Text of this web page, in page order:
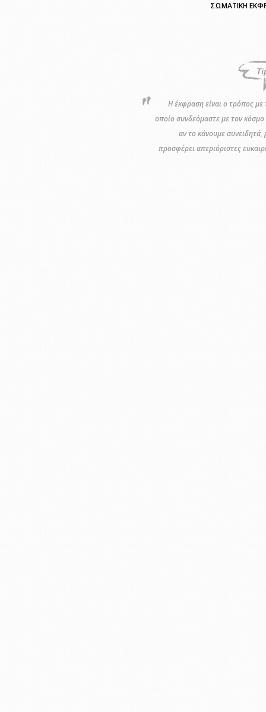
ΣΩΜΑΤΙΚΗ
Η έκφραση είναι ο τρόπος με
οποίο συνδεόμαστε με τον κόσμο
αν το κάνουμε συνειδητά,
προσφέρει απεριόριστες